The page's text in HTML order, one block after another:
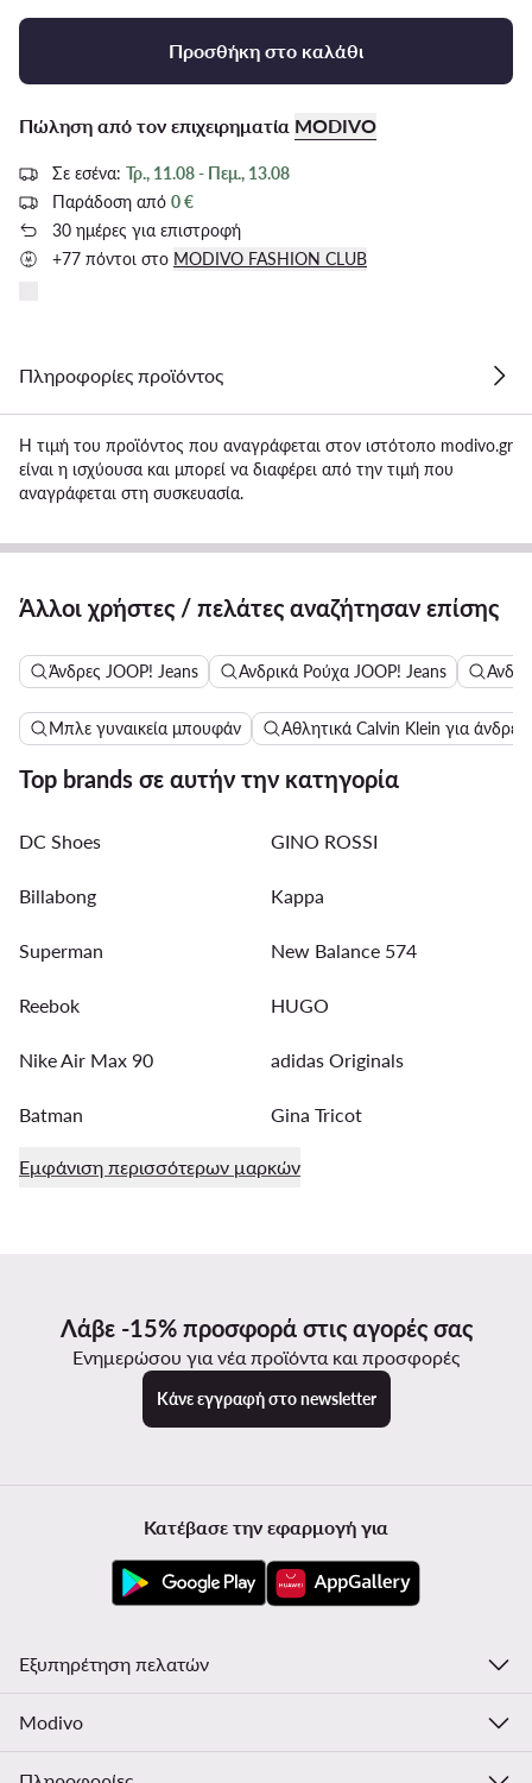
Προσθήκη στο καλάθι
Πώληση από τον επιχειρηματία MODIVO
Σε εσένα: Τρ., 11.08 - Πεμ., 13.08
Παράδοση από 0 €
30 ημέρες για επιστροφή
+77 πόντοι στο MODIVO FASHION CLUB
Πληροφορίες προϊόντος
Η τιμή του προϊόντος που αναγράφεται στον ιστότοπο modivo.gr
είναι η ισχύουσα και μπορεί να διαφέρει από την τιμή που
αναγράφεται στη συσκευασία.
Άλλοι χρήστες / πελάτες αναζήτησαν επίσης
Άνδρες JOOP! Jeans Ανδρικά Ρούχα JOOP! Jeans
Μπλε γυναικεία μπουφάν Αθλητικά Calvin Klein για άνδρες
Top brands σε αυτήν την κατηγορία
DC Shoes GINO ROSSI
Billabong Kappa
Superman New Balance 574
Reebok HUGO
Nike Air Max 90 adidas Originals
Batman Gina Tricot
Εμφάνιση περισσότερων μαρκών
Λάβε -15% προσφορά στις αγορές σας
Ενημερώσου για νέα προϊόντα και προσφορές
Κάνε εγγραφή στο newsletter
Κατέβασε την εφαρμογή για
Εξυπηρέτηση πελατών
Modivo